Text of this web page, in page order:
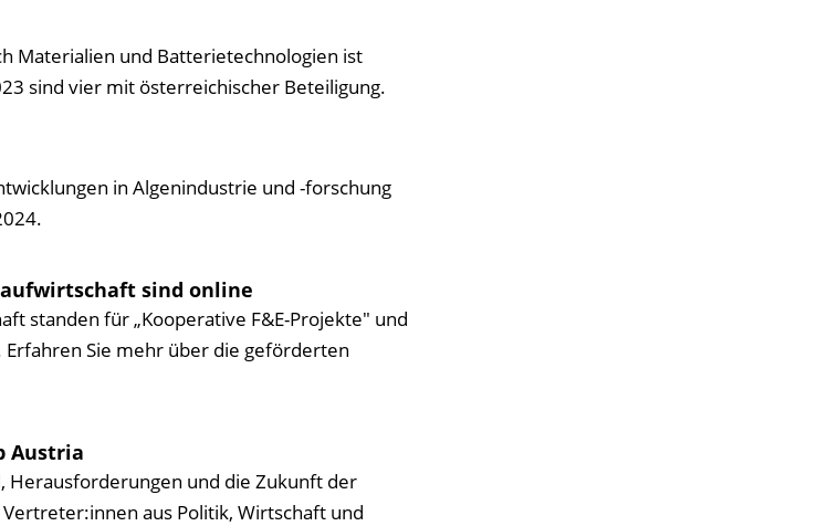
Materialien und Batterietechnologien ist
sind vier mit österreichischer Beteiligung.
in Algenindustrie und -forschung
sind online
standen für „Kooperative F&E-Projekte" und
Erfahren Sie mehr über die geförderten
Austria
Herausforderungen und die Zukunft der
aus Politik, Wirtschaft und